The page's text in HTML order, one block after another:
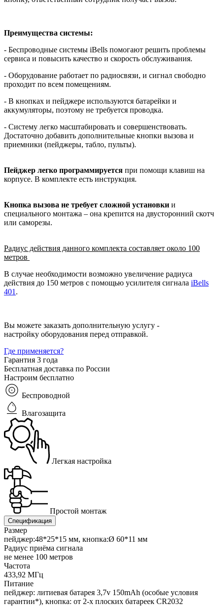
Преимущества системы:
- Беспроводные системы iBells помогают решить проблемы
сервиса и повысить качество и скорость обслуживания.
- Оборудование работает по радиосвязи, и сигнал свободно
проходит по всем помещениям.
- В кнопках и пейджере используются батарейки и
аккумуляторы, поэтому не требуется проводка.
- Систему легко масштабировать и совершенствовать.
Достаточно добавить дополнительные кнопки вызова и
приемники (пейджеры, табло, пульты).
Пейджер легко программируется при помощи клавиш на
корпусе. В комплекте есть инструкция.
Кнопка вызова не требует сложной установки и
специального монтажа – она крепится на двусторонний скотч
или саморезы.
Радиус действия данного комплекта составляет около 100
метров
В случае необходимости возможно увеличение радиуса
действия до 150 метров с помощью усилителя сигнала iBells
401 .
Вы можете заказать дополнительную услугу -
настройку оборудования перед отправкой.
Где применяется?
Гарантия 3 года
Бесплатная доставка по России
Настроим бесплатно
Беспроводной
Влагозащита
Легкая настройка
Простой монтаж
Спецификация
Размер
пейджер:48*25*15 мм, кнопка:Ø 60*11 мм
Радиус приёма сигнала
не менее 100 метров
Частота
433,92 МГц
Питание
пейджер: литиевая батарея 3,7v 150mAh (особые условия
гарантии*), кнопка: от 2-х плоских батареек CR2032